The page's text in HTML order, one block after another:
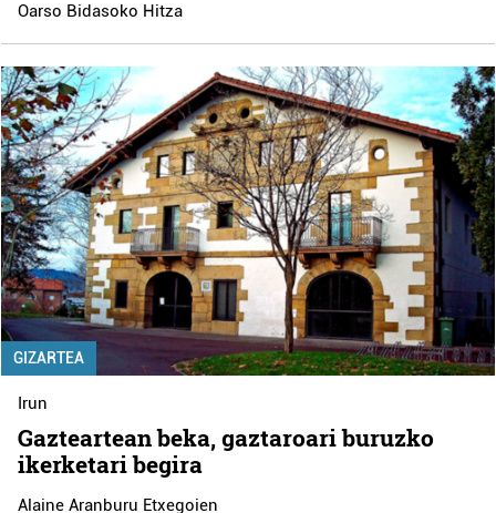
Oarso Bidasoko Hitza
GIZARTEA
Irun
Gazteartean beka, gaztaroari buruzko
ikerketari begira
Alaine Aranburu Etxegoien